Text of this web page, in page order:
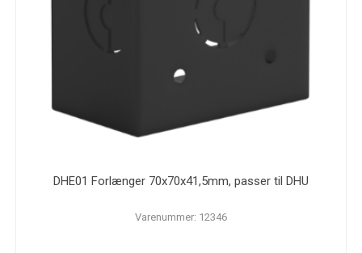
DHE01 Forlænger 70x70x41,5mm, passer til DHU
Varenummer: 12346